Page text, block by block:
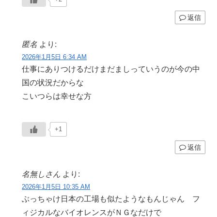
返信
匿名 より:
2026年1月5日 6:34 AM
仕事にありつけるだけまだましっていうのが今の中
国の状況だからな
こいつらは幸せな方
+1
返信
名無しさん より:
2026年1月5日 10:35 AM
ぶっちゃけ日本の工場も似たようなもんじゃん フ
ィジカルなバイオレンスがＮＧなだけで